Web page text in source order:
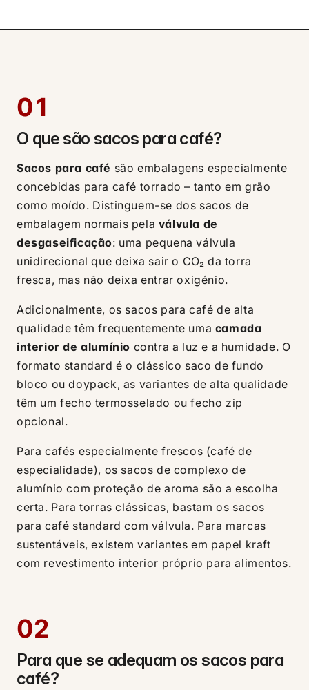
01
O que são sacos para café?
Sacos para café são embalagens especialmente
concebidas para café torrado – tanto em grão
como moído. Distinguem-se dos sacos de
embalagem normais pela válvula de
desgaseificação: uma pequena válvula
unidirecional que deixa sair o CO₂ da torra
fresca, mas não deixa entrar oxigénio.
Adicionalmente, os sacos para café de alta
qualidade têm frequentemente uma camada
interior de alumínio contra a luz e a humidade. O
formato standard é o clássico saco de fundo
bloco ou doypack, as variantes de alta qualidade
têm um fecho termosselado ou fecho zip
opcional.
Para cafés especialmente frescos (café de
especialidade), os sacos de complexo de
alumínio com proteção de aroma são a escolha
certa. Para torras clássicas, bastam os sacos
para café standard com válvula. Para marcas
sustentáveis, existem variantes em papel kraft
com revestimento interior próprio para alimentos.
02
Para que se adequam os sacos para
café?